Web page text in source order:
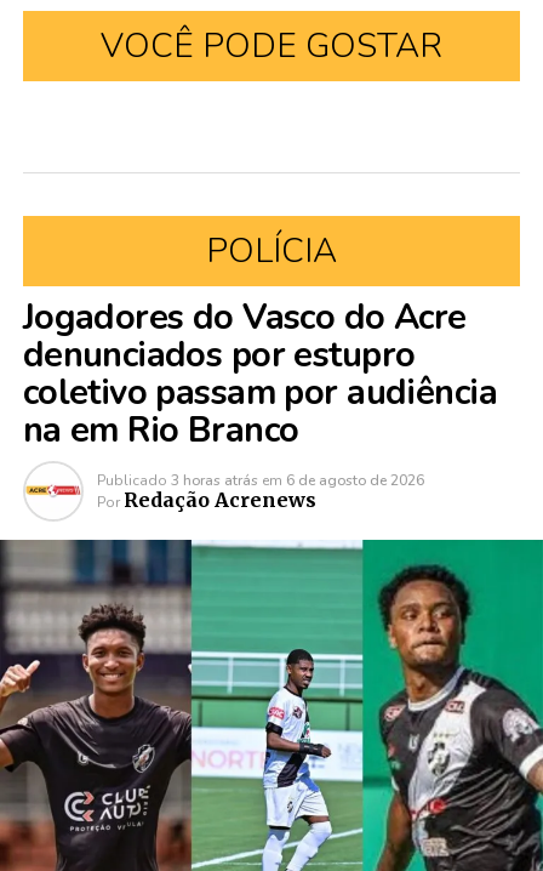
VOCÊ PODE GOSTAR
POLÍCIA
Jogadores do Vasco do Acre
denunciados por estupro
coletivo passam por audiência
na em Rio Branco
Publicado 3 horas atrás em 6 de agosto de 2026
Por Redação Acrenews